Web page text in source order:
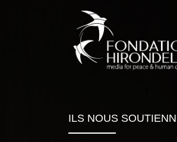
ILS NOUS